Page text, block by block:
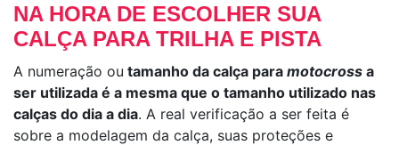
NA HORA DE ESCOLHER SUA
CALÇA PARA TRILHA E PISTA
A numeração ou tamanho da calça para motocross a
ser utilizada é a mesma que o tamanho utilizado nas
calças do dia a dia. A real verificação a ser feita é
sobre a modelagem da calça, suas proteções e